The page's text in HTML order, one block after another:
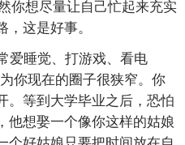
你想尽量让自己忙起来充实
这是好事。
爱睡觉、打游戏、看电
你现在的圈子很狭窄。你
。等到大学毕业之后，恐怕
他想娶一个像你这样的姑娘